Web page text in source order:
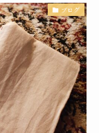
ブログ